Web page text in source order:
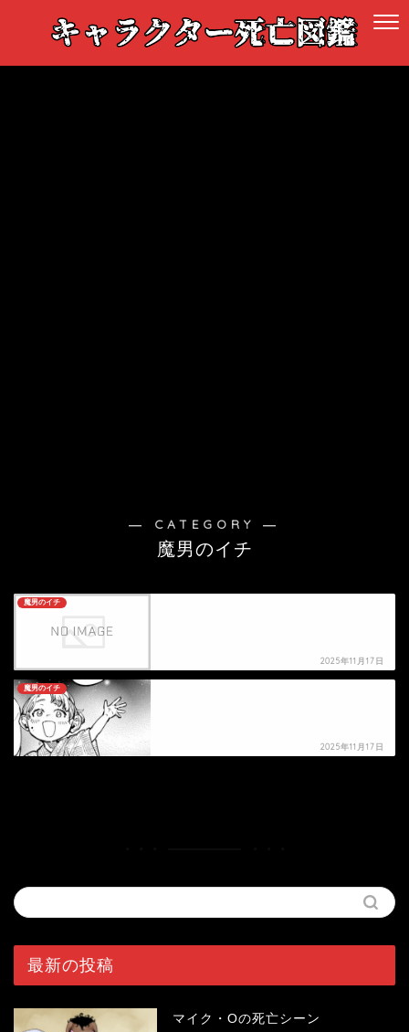
― CATEGORY ―
魔男のイチ
魔男のイチ
2025年11月17日
魔男のイチ
2025年11月17日
最新の投稿
マイク・Oの死亡シーン